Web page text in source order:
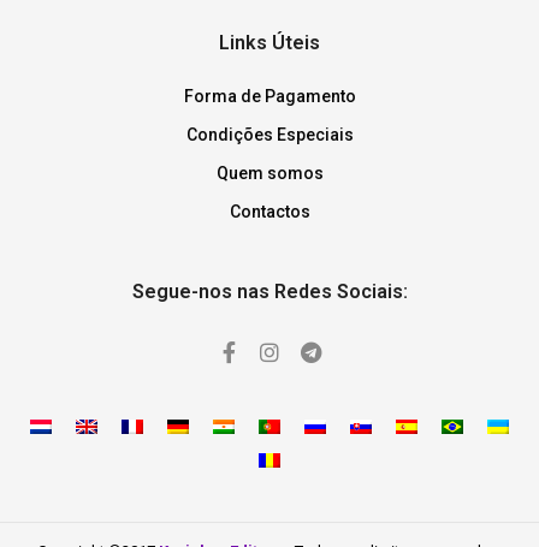
Links Úteis
Forma de Pagamento
Condições Especiais
Quem somos
Contactos
Segue-nos nas Redes Sociais: